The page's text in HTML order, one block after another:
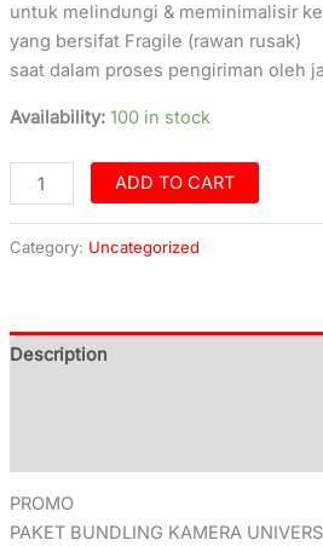
untuk melindungi & meminimalisir
yang bersifat Fragile (rawan rusak)
saat dalam proses pengiriman oleh
Availability: 100 in stock
ADD TO CART
Category: Uncategorized
Description
PROMO
PAKET BUNDLING KAMERA